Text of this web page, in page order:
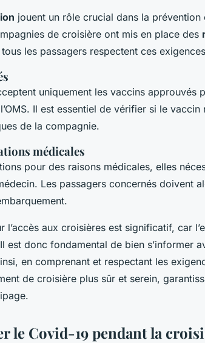
jouent un rôle crucial dans la prévention
de croisière ont mis en place des
tous les passagers respectent ces
uniquement les vaccins approuvés
Il est essentiel de vérifier si le
de la compagnie.
médicales
pour des raisons médicales, elles
Les passagers concernés doivent
l’accès aux croisières est significatif, car
est donc fondamental de bien s’informer
en comprenant et respectant les
de croisière plus sûr et serein,
le Covid-19 pendant la